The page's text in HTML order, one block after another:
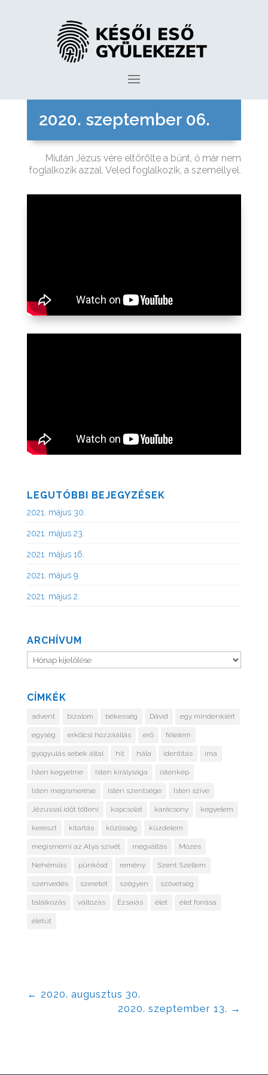
2020. szeptember 06.
Miután Jézus vére eltörölte a bűnt, ő már nem
foglalkozik azzal. Veled foglalkozik, a személlyel.
LEGUTÓBBI BEJEGYZÉSEK
2021. május 30.
2021. május 23.
2021. május 16.
2021. május 9.
2021. május 2.
ARCHÍVUM
Archívum
CÍMKÉK
advent bizalom békesség Dávid egy mindenkiért
egység erkölcsi hozzáállás erő félelem
gyógyulás sebek által hit hála identitás ima
Isten kegyelme Isten királysága istenkép
Isten megismerése Isten szentsége Isten szíve
Jézussal időt tölteni kapcsolat karácsony kegyelem
kereszt kitartás közösség küzdelem
megismerni az Atya szívét megváltás Mózes
Nehémiás pünkösd remény Szent Szellem
szenvedés szeretet szégyen szövetség
találkozás változás Ézsaiás élet élet forrása
életút
← 2020. augusztus 30.
2020. szeptember 13. →